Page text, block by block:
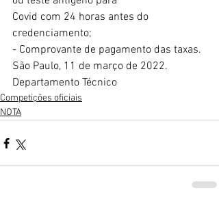
Covid com 24 horas antes do
credenciamento;
- Comprovante de pagamento das taxas.
São Paulo, 11 de março de 2022.
Departamento Técnico
Competições oficiais
NOTA